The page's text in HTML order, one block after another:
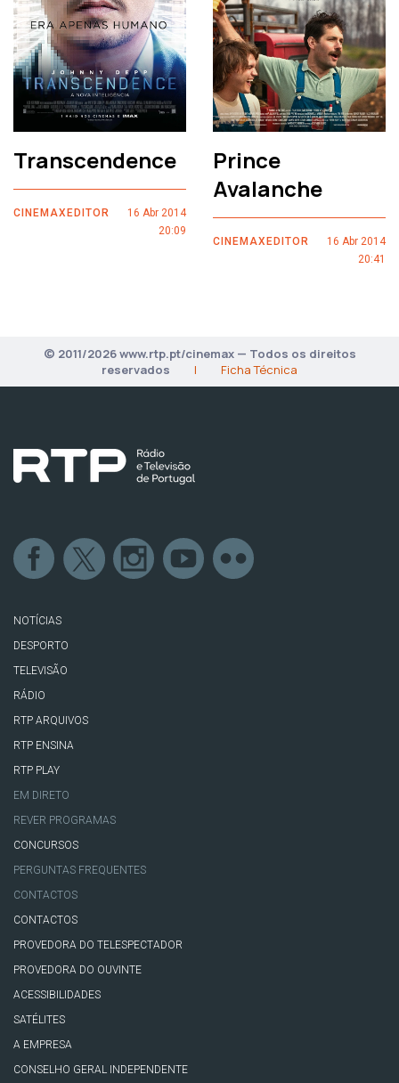
Transcendence
CINEMAXEDITOR
16 Abr 2014
20:09
Prince
Avalanche
CINEMAXEDITOR
16 Abr 2014
20:41
© 2011/2026 www.rtp.pt/cinemax — Todos os direitos
reservados
| Ficha Técnica
NOTÍCIAS
DESPORTO
TELEVISÃO
RÁDIO
RTP ARQUIVOS
RTP ENSINA
RTP PLAY
EM DIRETO
REVER PROGRAMAS
CONCURSOS
PERGUNTAS FREQUENTES
CONTACTOS
CONTACTOS
PROVEDORA DO TELESPECTADOR
PROVEDORA DO OUVINTE
ACESSIBILIDADES
SATÉLITES
A EMPRESA
CONSELHO GERAL INDEPENDENTE